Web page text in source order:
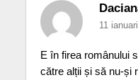
11
E în firea românului
către alții și să nu-și